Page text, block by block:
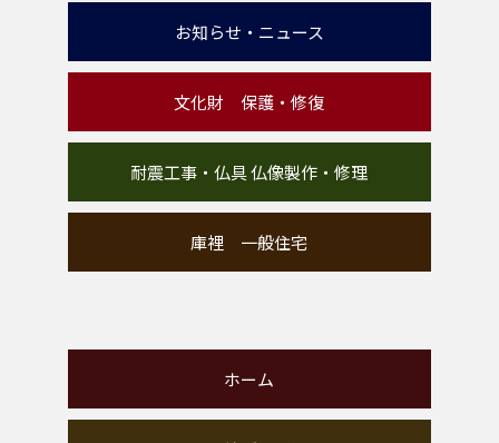
お知らせ・ニュース
文化財 保護・修復
耐震工事・仏具 仏像製作・修理
庫裡 一般住宅
ホーム